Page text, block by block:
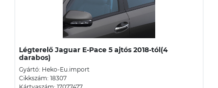
Légterelő Jaguar E-Pace 5 ajtós 2018-tól(4
darabos)
Gyártó: Heko-Eu.import
Cikkszám: 18307